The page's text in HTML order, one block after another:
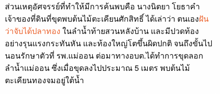
ส่วนเหตุอัศจรรย์ที่ทำให้มีการค้นพบคือ นางนิตยา โยธาคำ
เจ้าของที่ดินที่ขุดพบต้นไม้ตะเคียนศักสิทธิ์ ได้เล่าว่า ตนเองฝัน
ว่าจับได้ปลาทอง ในลำน้ำท้ายสวนหลังบ้าน และมีปวดท้อง
อย่างรุนแรงกระทันหัน และท้องใหญ่โตขึ้นผิดปกติ จนถึงขั้นไป
นอนรักษาตัวที่ รพ.แม่ออน ต่อมาทางอบต.ได้ทำการขุดลอก
ลำน้ำแม่ออน ซึ่งเมื่อขุดลงไปประมาณ 5 เมตร พบต้นไม้
ตะเคียนทองจมอยู่ใต้น้ำ